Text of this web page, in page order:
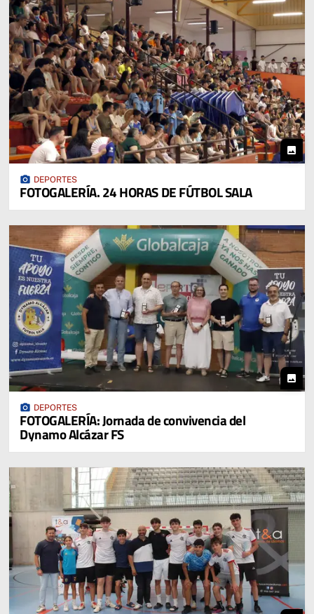
photo
photo_camera DEPORTES
FOTOGALERÍA. 24 HORAS DE FÚTBOL SALA
photo
photo_camera DEPORTES
FOTOGALERÍA: Jornada de convivencia del
Dynamo Alcázar FS